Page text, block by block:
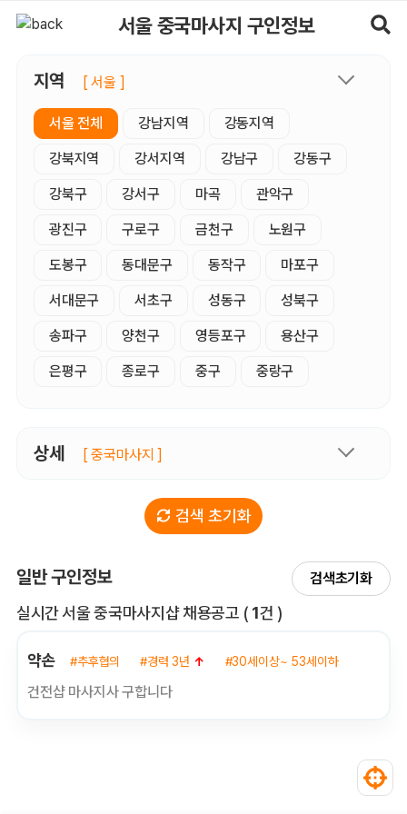
서울 중국마사지 구인정보
지역 [ 서울 ]
서울 전체 강남지역 강동지역
강북지역 강서지역 강남구 강동구
강북구 강서구 마곡 관악구
광진구 구로구 금천구 노원구
도봉구 동대문구 동작구 마포구
서대문구 서초구 성동구 성북구
송파구 양천구 영등포구 용산구
은평구 종로구 중구 중랑구
상세 [ 중국마사지 ]
검색 초기화
일반 구인정보 검색초기화
실시간 서울 중국마사지샵 채용공고 전체 목록
( 1건 )
약손 #추후협의 #경력 3년 ↑ #30세이상~ 53세이하
건전샵 마사지사 구합니다